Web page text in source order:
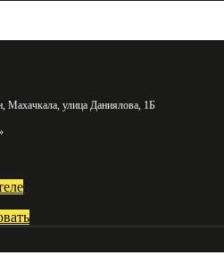
Махачкала, улица Даниялова, 1Б